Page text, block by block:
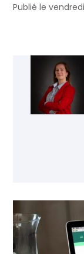
Publié le